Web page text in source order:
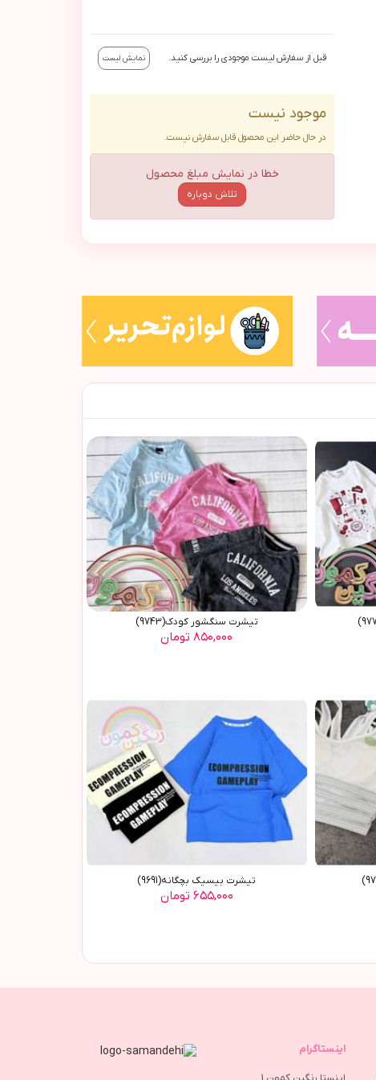
قبل از سفارش لیست موجودی را بررسی کنید. نمایش لیست
موجود نیست
در حال حاضر این محصول قابل سفارش نیست.
خطا در نمایش مبلغ محصول
تلاش دوباره
تیشرت سنگشور کودک(9743)
۸۵۰,۰۰۰ تومان
تیشرت بیسیک بچگانه(9691)
۶۵۵,۰۰۰ تومان
اینستاگرام